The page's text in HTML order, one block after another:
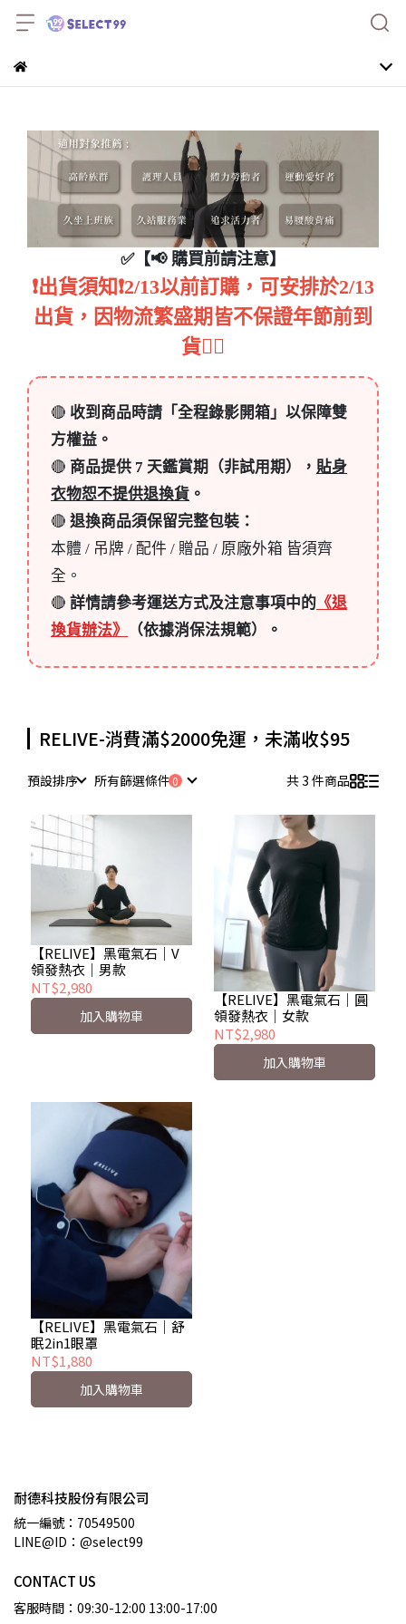
✅【📢 購買前請注意】
❗️出貨須知❗️2/13以前訂購，可安排於2/13
出貨，因物流繁盛期皆不保證年節前到
貨🙇‍♀️
🔴 收到商品時請「全程錄影開箱」以保障雙
方權益。
🔴 商品提供 7 天鑑賞期（非試用期）， 貼身
衣物恕不提供退換貨 。
🔴 退換商品須保留完整包裝：
本體 / 吊牌 / 配件 / 贈品 / 原廠外箱 皆須齊
全。
🔴 詳情請參考運送方式及注意事項中的 《退
換貨辦法》
（依據消保法規範）。
RELIVE-消費滿$2000免運，未滿收$95
預設排序 所有篩選條件 共 3 件商品
【RELIVE】黑電氣石｜V
領發熱衣｜男款
NT$2,980
加入購物車
【RELIVE】黑電氣石｜圓
領發熱衣｜女款
NT$2,980
加入購物車
【RELIVE】黑電氣石｜舒
眠2in1眼罩
NT$1,880
加入購物車
耐德科技股份有限公司
統一編號：70549500
LINE@ID：@select99
CONTACT US
客服時間：09:30-12:00 13:00-17:00